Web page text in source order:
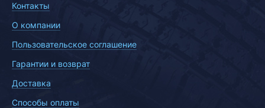
Контакты
О компании
Пользовательское соглашение
Гарантии и возврат
Доставка
Способы оплаты